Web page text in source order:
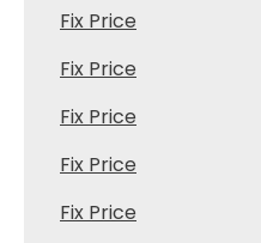
Fix Price
Fix Price
Fix Price
Fix Price
Fix Price